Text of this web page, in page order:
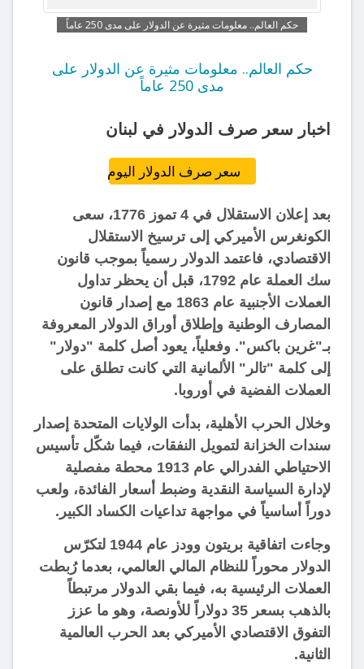
حكم العالم.. معلومات مثيرة عن الدولار على مدى 250 عاماً
حكم العالم.. معلومات مثيرة عن الدولار على
مدى 250 عاماً
اخبار سعر صرف الدولار في لبنان
سعر صرف الدولار اليوم
بعد إعلان الاستقلال في 4 تموز 1776، سعى
الكونغرس الأميركي إلى ترسيخ الاستقلال
الاقتصادي، فاعتمد الدولار رسمياً بموجب قانون
سك العملة عام 1792، قبل أن يحظر تداول
العملات الأجنبية عام 1863 مع إصدار قانون
المصارف الوطنية وإطلاق أوراق الدولار المعروفة
بـ"غرين باكس". وفعلياً، يعود أصل كلمة "دولار"
إلى كلمة "تالر" الألمانية التي كانت تطلق على
العملات الفضية في أوروبا.
وخلال الحرب الأهلية، بدأت الولايات المتحدة إصدار
سندات الخزانة لتمويل النفقات، فيما شكّل تأسيس
الاحتياطي الفدرالي عام 1913 محطة مفصلية
لإدارة السياسة النقدية وضبط أسعار الفائدة، ولعب
دوراً أساسياً في مواجهة تداعيات الكساد الكبير.
وجاءت اتفاقية بريتون وودز عام 1944 لتكرّس
الدولار محوراً للنظام المالي العالمي، بعدما رُبطت
العملات الرئيسية به، فيما بقي الدولار مرتبطاً
بالذهب بسعر 35 دولاراً للأونصة، وهو ما عزز
التفوق الاقتصادي الأميركي بعد الحرب العالمية
الثانية.